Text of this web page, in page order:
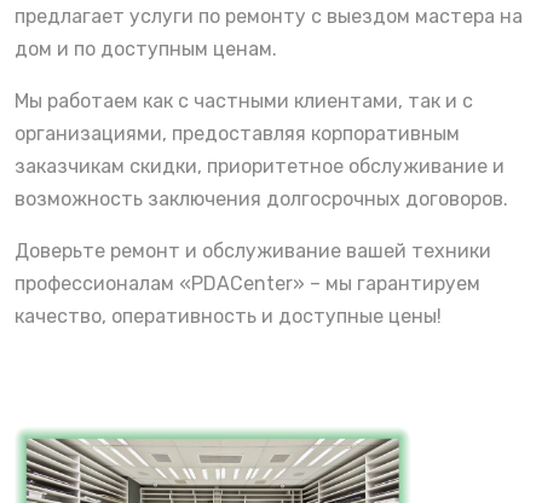
предлагает услуги по ремонту с выездом мастера на
дом и по доступным ценам.
Мы работаем как с частными клиентами, так и с
организациями, предоставляя корпоративным
заказчикам скидки, приоритетное обслуживание и
возможность заключения долгосрочных договоров.
Доверьте ремонт и обслуживание вашей техники
профессионалам «PDACenter» – мы гарантируем
качество, оперативность и доступные цены!